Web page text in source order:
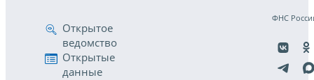
Открытое
ведомство
Открытые
данные
ФНС